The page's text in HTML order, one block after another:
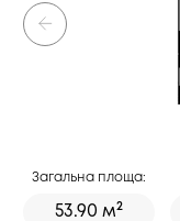
Загальна площа:
53.90 м2